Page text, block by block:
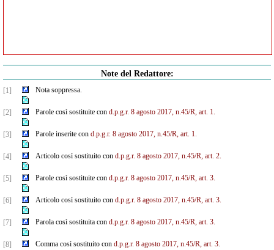
Note del Redattore:
[1] Nota soppressa.
[2] Parole così sostituite con d.p.g.r. 8 agosto 2017, n.45/R, art. 1.
[3] Parole inserite con d.p.g.r. 8 agosto 2017, n.45/R, art. 1.
[4] Articolo così sostituito con d.p.g.r. 8 agosto 2017, n.45/R, art. 2.
[5] Parole così sostituite con d.p.g.r. 8 agosto 2017, n.45/R, art. 3.
[6] Articolo così sostituito con d.p.g.r. 8 agosto 2017, n.45/R, art. 3.
[7] Parola così sostituita con d.p.g.r. 8 agosto 2017, n.45/R, art. 3.
[8] Comma così sostituito con d.p.g.r. 8 agosto 2017, n.45/R, art. 3.